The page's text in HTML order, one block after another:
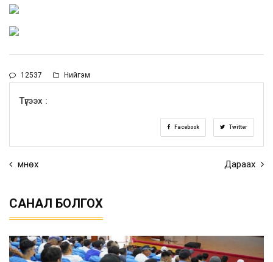
12537 Нийгэм
Түгээх :
Facebook Twitter
Өмнөх Дараах
САНАЛ БОЛГОХ